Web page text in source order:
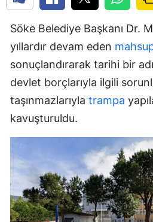
Söke Belediye Başkanı Dr.
yıllardır devam eden
sonuçlandırarak tarihi bir
devlet borçlarıyla ilgili
taşınmazlarıyla trampa
kavuşturuldu.